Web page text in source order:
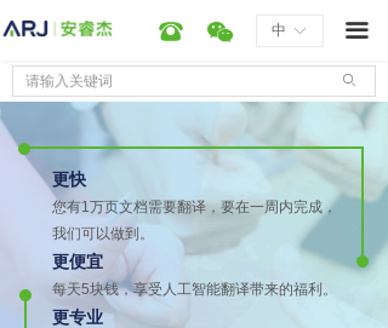
끀
首页
服务
技术&产品
行业解决方案
新闻资讯
ꁣ 公司新闻
ꀅ
中
뀰 너
ꄙ
更快
您有1万页文档需要翻译，要在一周内完成，
我们可以做到。
更便宜
每天5块钱，享受人工智能翻译带来的福利。
更专业
笔译
口译
本地化
排版
审校
笔译
口译
本地化
排版
审校
在线翻译管理平台
远程云同传
文档快翻
自助下单系统
翻译教学系统
国际工程行业
装备制造行业
会议会展行业
游戏行业
多媒体行业
医疗健康行业